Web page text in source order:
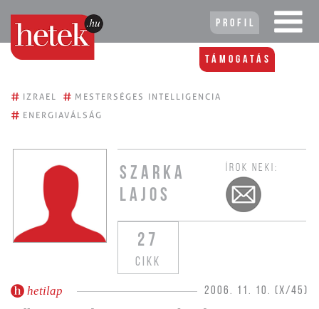
Profil
Támogatás
# IZRAEL # MESTERSÉGES INTELLIGENCIA
# ENERGIAVÁLSÁG
SZARKA
LAJOS
ÍROK NEKI:
27
CIKK
hetilap 2006. 11. 10. (X/45)